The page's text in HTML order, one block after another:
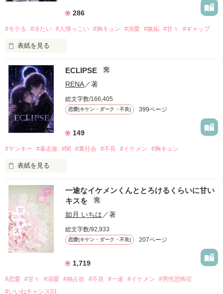
286
#モテる #冷たい #人懐っこい #胸キュン #溺愛 #嫉妬 #甘々 #ギャップ
表紙を見る
「好きだったから、別れを選んだ。」
モテる人を好きになるのが怖かった。
だから私は、中学時代に大好きだった彼を自分から振った。
もう会うことはないと思っていたのに、
高校生になって再会した彼は、隣の学校で”王子様”と呼ばれる
他の女の子には冷たいのに
私にだけ昔と変わらない笑顔を向けてくる。
「澪ちゃん。」
それは止まっていた恋が再び動き始める合図──。
✨.ﾟ･*..☆.｡.:*✨.☆.｡.:. *:ﾟ✨.ﾟ･*..☆.｡.:*✨
冴木澪-SaekiMio
ECLIPSE 完
RENA／著
総文字数/166,405
恋愛(キケン・ダーク・不良) 399ページ
149
#ヤンキー #暴走族 #闇 #裏社会 #不良 #イケメン #胸キュン
表紙を見る
表紙画像はAIです
作品を読む
一途なイケメンくんととろけるくらいに甘い
キスを
完
如月 いちは ／著
総文字数/92,933
恋愛(キケン・ダーク・不良) 207ページ
1,719
#恋愛 #甘々 #溺愛 #独占欲 #不良 #一途 #イケメン
#男性恐怖症
#いいねチャンス01